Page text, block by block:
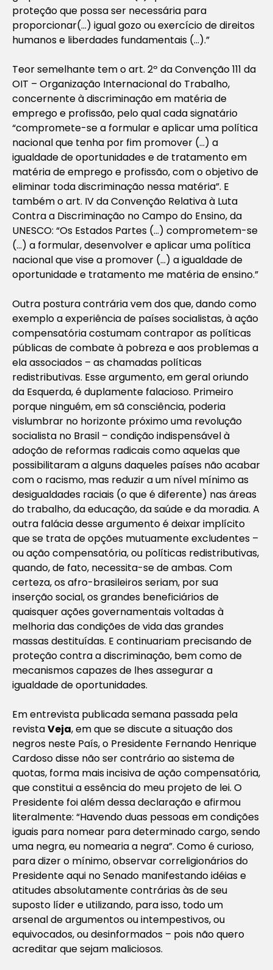
proteção que possa ser necessária para
proporcionar(…) igual gozo ou exercício de direitos
humanos e liberdades fundamentais (…).”
Teor semelhante tem o art. 2º da Convenção 111 da
OIT – Organização Internacional do Trabalho,
concernente à discriminação em matéria de
emprego e profissão, pelo qual cada signatário
“compromete-se a formular e aplicar uma política
nacional que tenha por fim promover (…) a
igualdade de oportunidades e de tratamento em
matéria de emprego e profissão, com o objetivo de
eliminar toda discriminação nessa matéria”. E
também o art. IV da Convenção Relativa à Luta
Contra a Discriminação no Campo do Ensino, da
UNESCO: “Os Estados Partes (…) comprometem-se
(…) a formular, desenvolver e aplicar uma política
nacional que vise a promover (…) a igualdade de
oportunidade e tratamento me matéria de ensino.”
Outra postura contrária vem dos que, dando como
exemplo a experiência de países socialistas, à ação
compensatória costumam contrapor as políticas
públicas de combate à pobreza e aos problemas a
ela associados – as chamadas políticas
redistributivas. Esse argumento, em geral oriundo
da Esquerda, é duplamente falacioso. Primeiro
porque ninguém, em sã consciência, poderia
vislumbrar no horizonte próximo uma revolução
socialista no Brasil – condição indispensável à
adoção de reformas radicais como aquelas que
possibilitaram a alguns daqueles países não acabar
com o racismo, mas reduzir a um nível mínimo as
desigualdades raciais (o que é diferente) nas áreas
do trabalho, da educação, da saúde e da moradia. A
outra falácia desse argumento é deixar implícito
que se trata de opções mutuamente excludentes –
ou ação compensatória, ou políticas redistributivas,
quando, de fato, necessita-se de ambas. Com
certeza, os afro-brasileiros seriam, por sua
inserção social, os grandes beneficiários de
quaisquer ações governamentais voltadas à
melhoria das condições de vida das grandes
massas destituídas. E continuariam precisando de
proteção contra a discriminação, bem como de
mecanismos capazes de lhes assegurar a
igualdade de oportunidades.
Em entrevista publicada semana passada pela
revistaVeja, em que se discute a situação dos
negros neste País, o Presidente Fernando Henrique
Cardoso disse não ser contrário ao sistema de
quotas, forma mais incisiva de ação compensatória,
que constitui a essência do meu projeto de lei. O
Presidente foi além dessa declaração e afirmou
literalmente: “Havendo duas pessoas em condições
iguais para nomear para determinado cargo, sendo
uma negra, eu nomearia a negra”. Como é curioso,
para dizer o mínimo, observar correligionários do
Presidente aqui no Senado manifestando idéias e
atitudes absolutamente contrárias às de seu
suposto líder e utilizando, para isso, todo um
arsenal de argumentos ou intempestivos, ou
equivocados, ou desinformados – pois não quero
acreditar que sejam maliciosos.